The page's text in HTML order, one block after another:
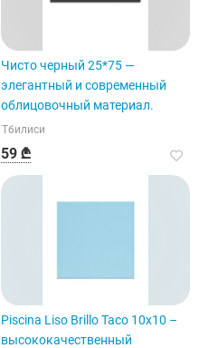
Чисто черный 25*75 —
элегантный и современный
облицовочный материал.
Тбилиси
59 ₾
Piscina Liso Brillo Taco 10x10 –
высококачественный